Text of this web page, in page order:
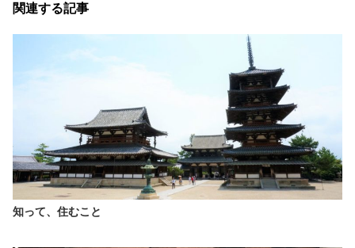
関連する記事
知って、住むこと